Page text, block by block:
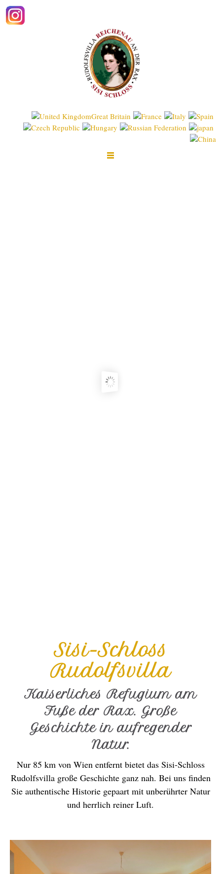
Sisi-Schloss
Rudolfsvilla
Kaiserliches Refugium am
Fuße der Rax. Große
Geschichte in aufregender
Natur.
Nur 85 km von Wien entfernt bietet das Sisi-Schloss
Rudolfsvilla große Geschichte ganz nah. Bei uns finden
Sie authentische Historie gepaart mit unberührter Natur
und herrlich reiner Luft.